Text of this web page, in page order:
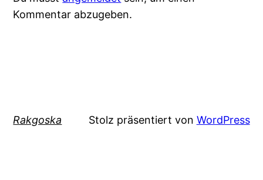
Kommentar abzugeben.
Rakgoska Stolz präsentiert von WordPress